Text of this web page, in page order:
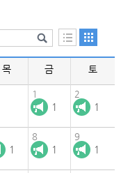
목 금 토
1
1
2
1
1
8
1
9
1